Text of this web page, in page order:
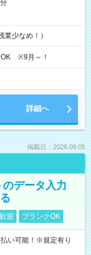
少なめ！）
※9月～！
詳細へ
掲載日：2026.08.05
のデータ入力
迎 ブランクOK
い可能！※規定有り